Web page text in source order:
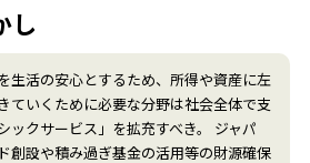
し
生活の安心とするため、所得や資産に左
ていくために必要な分野は社会全体で支
ックサービス」を拡充すべき。 ジャパ
創設や積み過ぎ基金の活用等の財源確保